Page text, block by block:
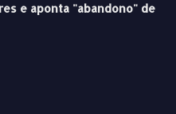
e aponta "abandono" de